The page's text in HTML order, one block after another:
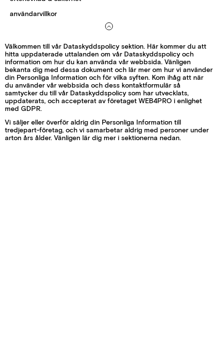
användarvillkor
Välkommen till vår Dataskyddspolicy sektion. Här kommer du att
hitta uppdaterade uttalanden om vår Dataskyddspolicy och
information om hur du kan använda vår webbsida. Vänligen
bekanta dig med dessa dokument och lär mer om hur vi använder
din Personliga Information och för vilka syften. Kom ihåg att när
du använder vår webbsida och dess kontaktformulär så
samtycker du till vår Dataskyddspolicy som har utvecklats,
uppdaterats, och accepterat av företaget WEB4PRO i enlighet
med GDPR.
Vi säljer eller överför aldrig din Personliga Information till
tredjepart-företag, och vi samarbetar aldrig med personer under
arton års ålder. Vänligen lär dig mer i sektionerna nedan.